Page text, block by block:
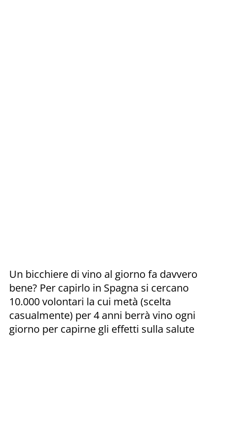
Un bicchiere di vino al giorno fa davvero
bene? Per capirlo in Spagna si cercano
10.000 volontari la cui metà (scelta
casualmente) per 4 anni berrà vino ogni
giorno per capirne gli effetti sulla salute